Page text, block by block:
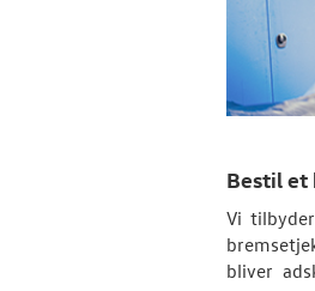
Bestil et
Vi
bliver